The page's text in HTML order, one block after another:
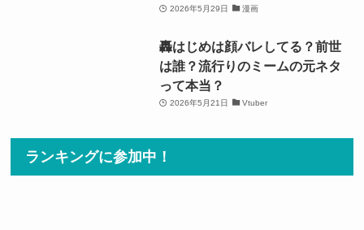
2026年5月29日 漫画
轟はじめは顔バレしてる？前世
は誰？流行りのミームの元ネタ
って本当？
2026年5月21日 Vtuber
ランキングに参加中！